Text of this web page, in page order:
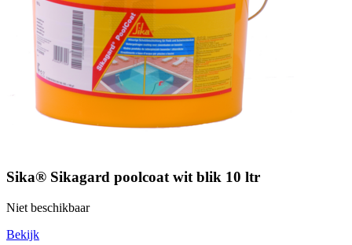
Sika® Sikagard poolcoat wit blik 10 ltr
Niet beschikbaar
Bekijk